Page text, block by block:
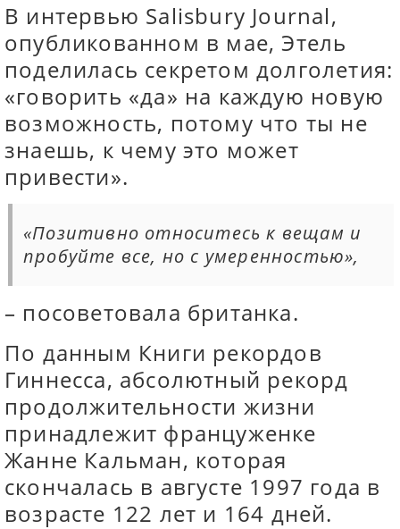
В интервью Salisbury Journal,
опубликованном в мае, Этель
поделилась секретом долголетия:
«говорить «да» на каждую новую
возможность, потому что ты не
знаешь, к чему это может
привести».
«Позитивно относитесь к вещам и
пробуйте все, но с умеренностью»,
– посоветовала британка.
По данным Книги рекордов
Гиннесса, абсолютный рекорд
продолжительности жизни
принадлежит француженке
Жанне Кальман, которая
скончалась в августе 1997 года в
возрасте 122 лет и 164 дней.